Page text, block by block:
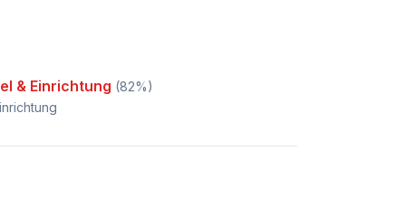
& Einrichtung (82%)